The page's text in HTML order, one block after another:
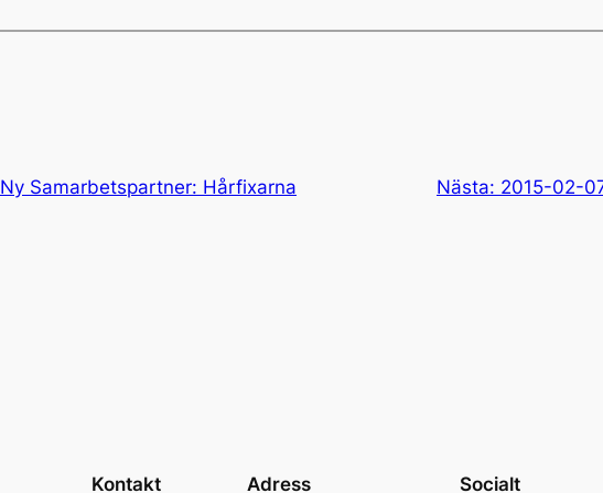
Ny Samarbetspartner: Hårfixarna Nästa: 2015-02-
Kontakt Adress Socialt